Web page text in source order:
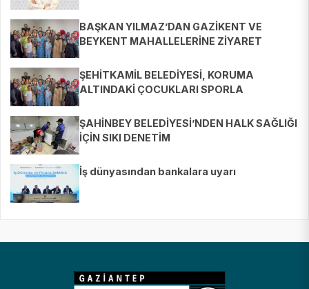
BAŞKAN YILMAZ’DAN GAZİKENT VE
BEYKENT MAHALLELERİNE ZİYARET
ŞEHİTKAMİL BELEDİYESİ, KORUMA
ALTINDAKİ ÇOCUKLARI SPORLA
ŞAHİNBEY BELEDİYESİ’NDEN HALK SAĞLIĞI
İÇİN SIKI DENETİM
İş dünyasından bankalara uyarı